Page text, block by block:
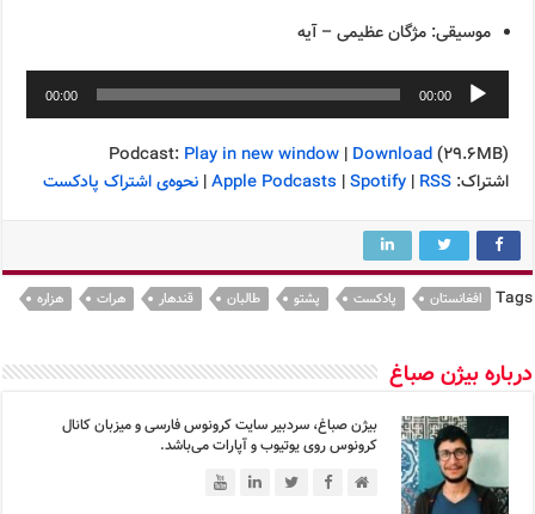
موسیقی: مژگان عظیمی – آیه
00:00
00:00
Podcast: Play in new window| Download(29.6MB)
اشتراک:
Apple Podcasts |Spotify| RSS
|نحوه‌ی اشتراک پادکست
Tags افغانستان پادکست پشتو طالبان قندهار هرات هزاره
درباره بیژن صباغ
بیژن صباغ، سردبیر سایت کرونوس فارسی و میزبان کانال
کرونوس روی یوتیوب و آپارات می‌باشد.